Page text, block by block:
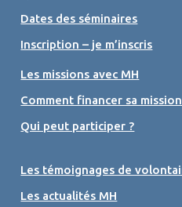
Dates des séminaires
Inscription – je m’inscris
Les missions avec MH
Comment financer sa
Qui peut participer ?
Les témoignages de
Les actualités MH